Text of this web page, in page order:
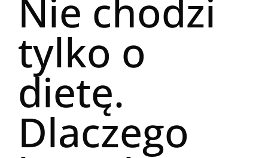
Nie chodzi
tylko o
dietę.
Dlaczego